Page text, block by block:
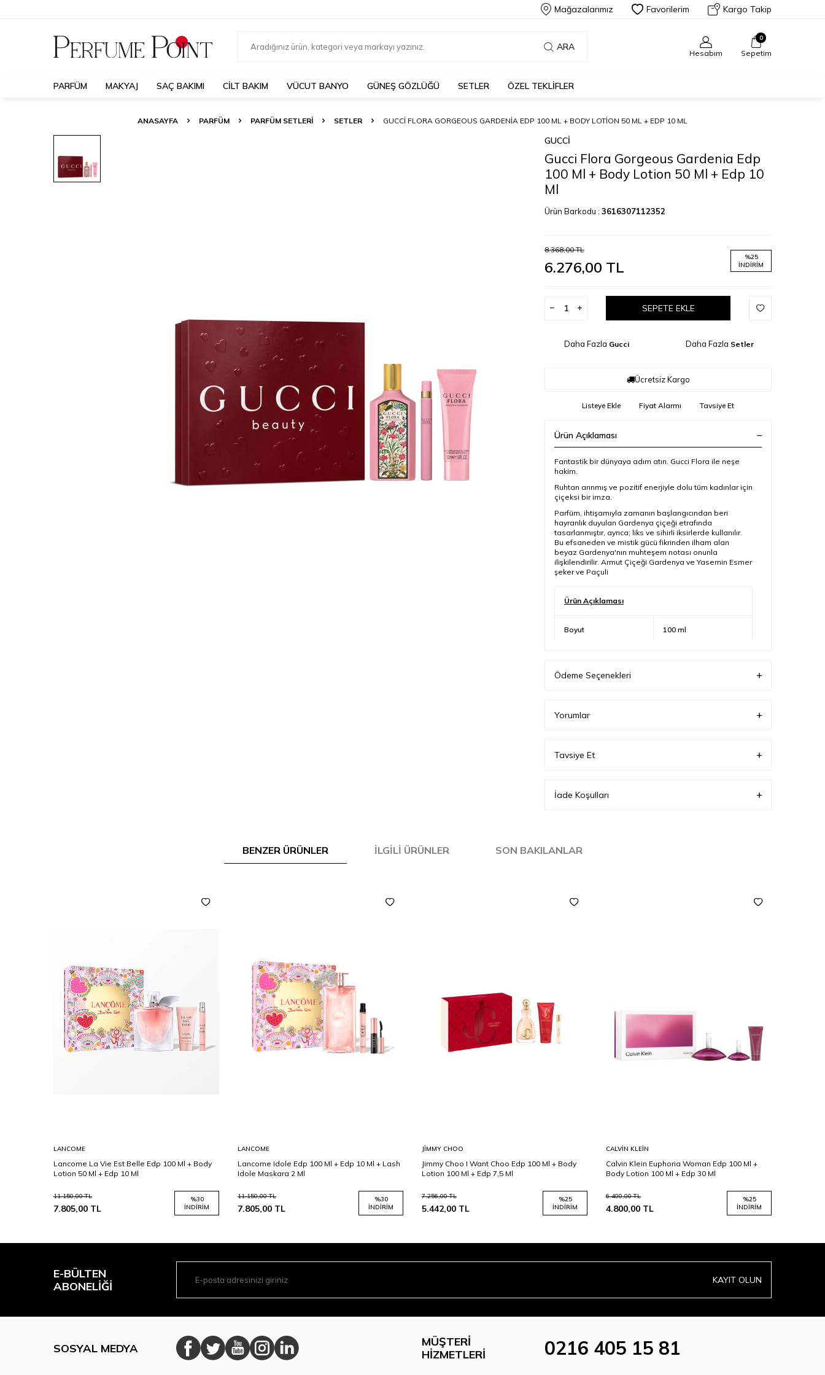
Mağazalarımız Favorilerim Kargo Takip
ARA
Hesabım
0
Sepetim
PARFÜM MAKYAJ SAÇ BAKIMI CILT BAKIM VÜCUT BANYO GÜNEŞ GÖZLÜĞÜ SETLER ÖZEL TEKLIFLER
ANASAYFA PARFÜM PARFÜM SETLERI SETLER GUCCI FLORA GORGEOUS GARDENIA EDP 100 ML + BODY LOTION 50 ML + EDP 10 ML
GUCCI
Gucci Flora Gorgeous Gardenia Edp
100 Ml + Body Lotion 50 Ml + Edp 10
Ml
Ürün Barkodu : 3616307112352
8.368,00TL
6.276,00 TL
%25
İNDIRIM
SEPETE EKLE
Daha Fazla Gucci Daha Fazla Setler
Ücretsiz Kargo
Listeye Ekle Fiyat Alarmı Tavsiye Et
Ürün Açıklaması
Fantastik bir dünyaya adım atın. Gucci Flora ile neşe
hakim.
Ruhtan arınmış ve pozitif enerjiyle dolu tüm kadınlar için
çiçeksi bir imza.
Parfüm, ihtişamıyla zamanın başlangıcından beri
hayranlık duyulan Gardenya çiçeği etrafında
tasarlanmıştır, ayrıca; liks ve sihirli iksirlerde kullanılır.
Bu efsaneden ve mistik gücü fikrinden ilham alan
beyaz Gardenya'nın muhteşem notası onunla
ilişkilendirilir. Armut Çiçeği Gardenya ve Yasemin Esmer
şeker ve Paçuli
Ürün Açıklaması
Boyut 100 ml
Ürün Tipi
Ödeme Seçenekleri
Yorumlar
Tavsiye Et
İade Koşulları
BENZER ÜRÜNLER İLGILI ÜRÜNLER SON BAKILANLAR
LANCOME
Lancome La Vie Est Belle Edp 100 Ml + Body
Lotion 50 Ml + Edp 10 Ml
11.150,00TL
7.805,00 TL
%30
İNDIRIM
LANCOME
Lancome Idole Edp 100 Ml + Edp 10 Ml + Lash
Idole Maskara 2 Ml
11.150,00TL
7.805,00 TL
%30
İNDIRIM
JIMMY CHOO
Jimmy Choo I Want Choo Edp 100 Ml + Body
Lotion 100 Ml + Edp 7,5 Ml
7.256,00TL
5.442,00 TL
%25
İNDIRIM
CALVIN KLEIN
Calvin Klein Euphoria Woman Edp 100 Ml +
Body Lotion 100 Ml + Edp 30 Ml
6.400,00TL
4.800,00 TL
%25
İNDIRIM
E-BÜLTEN
ABONELIĞI
KAYIT OLUN
SOSYAL MEDYA
MÜŞTERI
HIZMETLERI
0216 405 15 81